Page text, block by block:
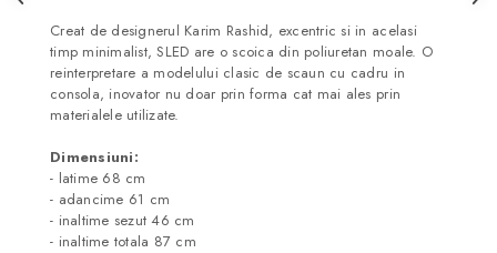
Creat de designerul Karim Rashid, excentric si in acelasi
timp minimalist, SLED are o scoica din poliuretan moale. O
reinterpretare a modelului clasic de scaun cu cadru in
consola, inovator nu doar prin forma cat mai ales prin
materialele utilizate.
Dimensiuni:
- latime 68 cm
- adancime 61 cm
- inaltime sezut 46 cm
- inaltime totala 87 cm